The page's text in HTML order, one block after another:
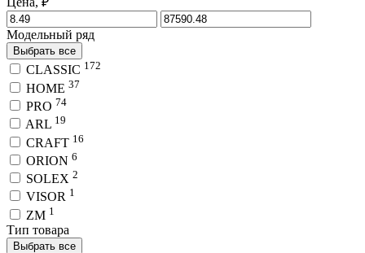
Модельный ряд
Выбрать все
CLASSIC 172
HOME 37
PRO 74
ARL 19
CRAFT 16
ORION 6
SOLEX 2
VISOR 1
ZM 1
Тип товара
Выбрать все